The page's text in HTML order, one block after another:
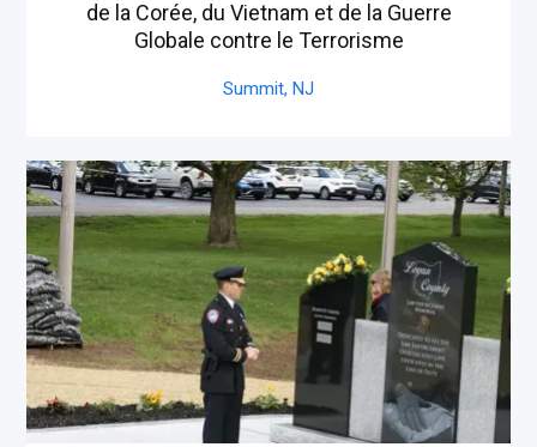
de la Corée, du Vietnam et de la Guerre
Globale contre le Terrorisme
Summit, NJ